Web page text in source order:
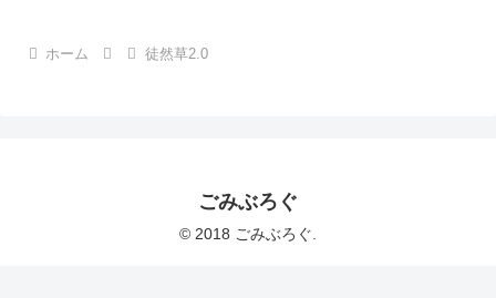
ホーム 徒然草2.0
ごみぶろぐ
© 2018 ごみぶろぐ.